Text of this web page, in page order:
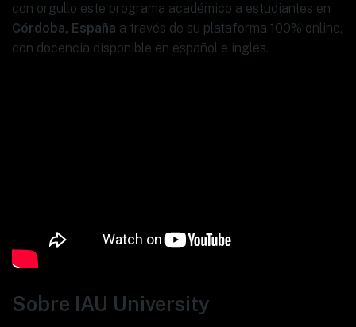
con orgullo este programa académico a estudiantes en
Córdoba, España a través de su plataforma 100% online,
con docencia disponible en español e inglés.
Sobre IAU University